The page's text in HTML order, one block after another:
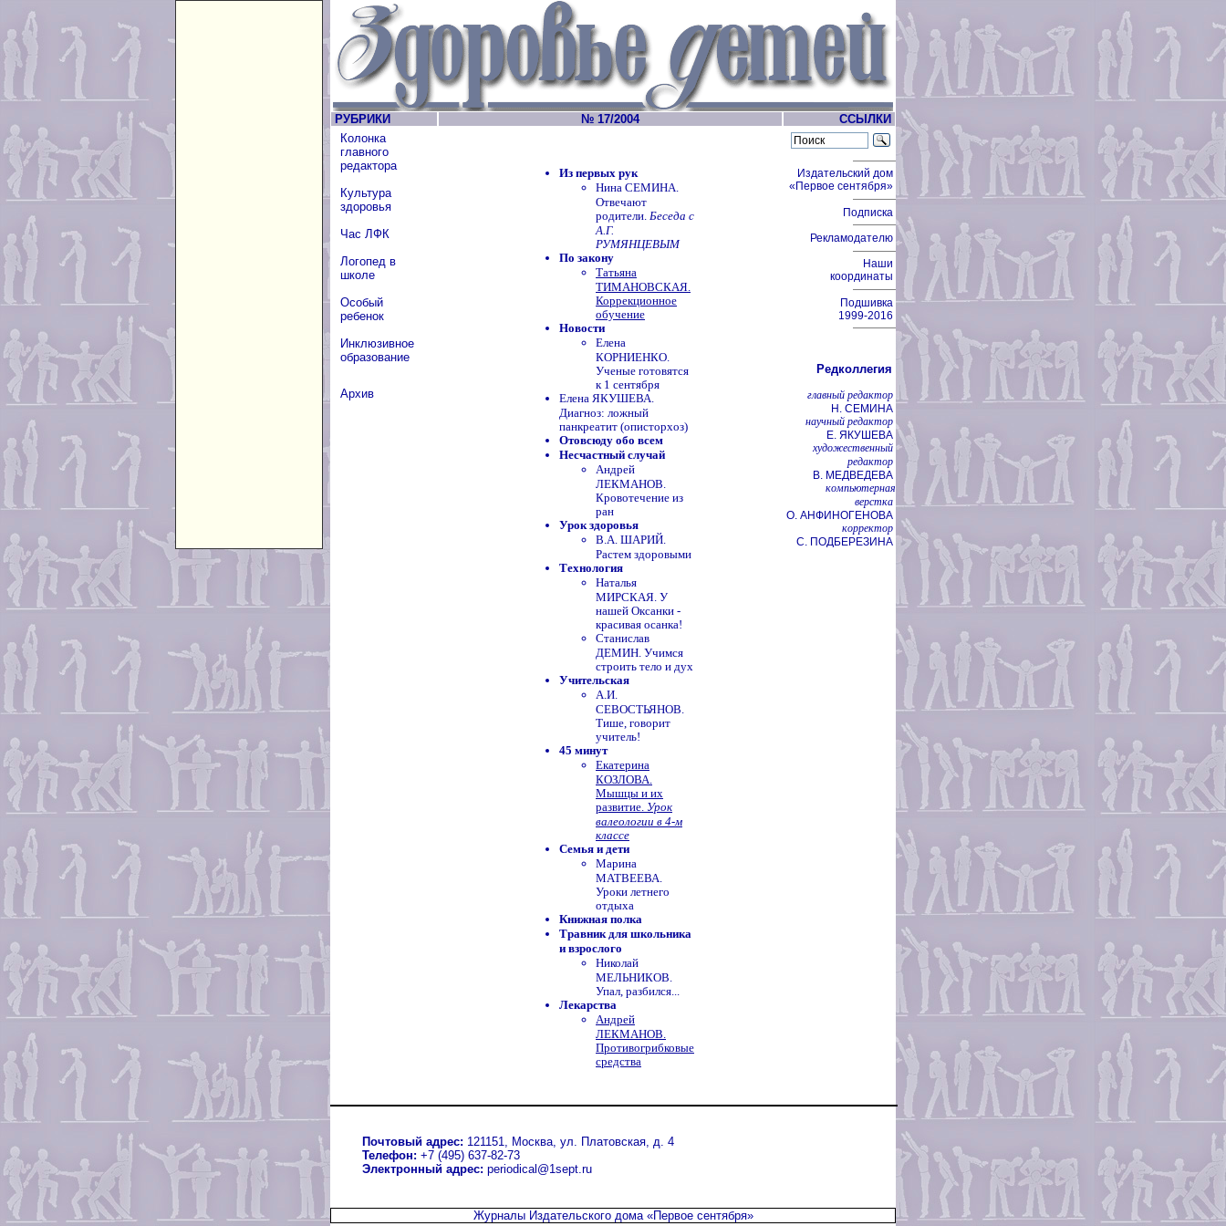
РУБРИКИ № 17/2004
ССЫЛКИ
Колонка
главного
редактора
Культура
здоровья
Час ЛФК
Логопед в
школе
Особый
ребенок
Инклюзивное
образование
Архив
Из первых рук
Нина СЕМИНА.
Отвечают
родители. Беседа с
А.Г.
РУМЯНЦЕВЫМ
По закону
Татьяна
ТИМАНОВСКАЯ.
Коррекционное
обучение
Новости
Елена
КОРНИЕНКО.
Ученые готовятся
к 1 сентября
Елена ЯКУШЕВА.
Диагноз: ложный
панкреатит (описторхоз)
Отовсюду обо всем
Несчастный случай
Андрей
ЛЕКМАНОВ.
Кровотечение из
ран
Урок здоровья
В.А. ШАРИЙ.
Растем здоровыми
Технология
Наталья
МИРСКАЯ. У
нашей Оксанки -
красивая осанка!
Станислав
ДЕМИН. Учимся
строить тело и дух
Учительская
А.И.
СЕВОСТЬЯНОВ.
Тише, говорит
учитель!
45 минут
Екатерина
КОЗЛОВА.
Мышцы и их
развитие. Урок
валеологии в 4-м
классе
Семья и дети
Марина
МАТВЕЕВА.
Уроки летнего
отдыха
Книжная полка
Травник для школьника
и взрослого
Николай
МЕЛЬНИКОВ.
Упал, разбился...
Лекарства
Андрей
ЛЕКМАНОВ.
Противогрибковые
средства
Издательский дом
«Первое сентября»
Подписка
Рекламодателю
Наши
координаты
Подшивка
1999-2016
Редколлегия
главный редактор
Н. СЕМИНА
научный редактор
Е. ЯКУШЕВА
художественный
редактор
В. МЕДВЕДЕВА
компьютерная
верстка
О. АНФИНОГЕНОВА
корректор
С. ПОДБЕРЕЗИНА
Почтовый адрес: 121151, Москва, ул. Платовская, д. 4
Телефон: +7 (495) 637-82-73
Электронный адрес: periodical@1sept.ru
Журналы Издательского дома «Первое сентября»